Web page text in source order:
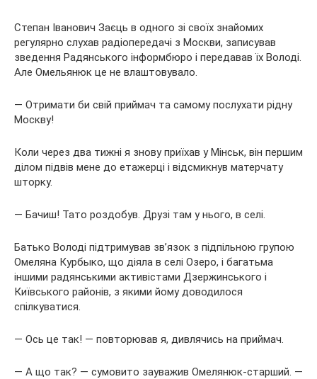
Степан Іванович Заєць в одного зі своїх знайомих
регулярно слухав радіопередачі з Москви, записував
зведення Радянського інформбюро і передавав їх Володі.
Але Омельянюк це не влаштовувало.
— Отримати би свій приймач та самому послухати рідну
Москву!
Коли через два тижні я знову приїхав у Мінськ, він першим
ділом підвів мене до етажерці і відсмикнув матерчату
шторку.
— Бачиш! Тато роздобув. Друзі там у нього, в селі.
Батько Володі підтримував зв’язок з підпільною групою
Омеляна Курбыко, що діяла в селі Озеро, і багатьма
іншими радянськими активістами Дзержинського і
Київського районів, з якими йому доводилося
спілкуватися.
— Ось це так! — повторював я, дивлячись на приймач.
— А що так? — сумовито зауважив Омелянюк-старший. —